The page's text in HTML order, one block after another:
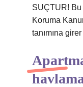
SUÇTUR! Bu
Koruma
tanımına